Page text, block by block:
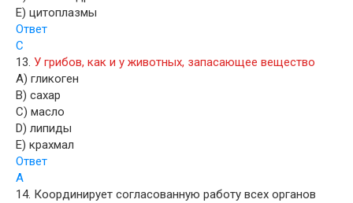
E) цитоплазмы
Ответ
С
13. У грибов, как и у животных, запасающее вещество
A) гликоген
B) сахар
C) масло
D) липиды
E) крахмал
Ответ
A
14. Координирует согласованную работу всех органов